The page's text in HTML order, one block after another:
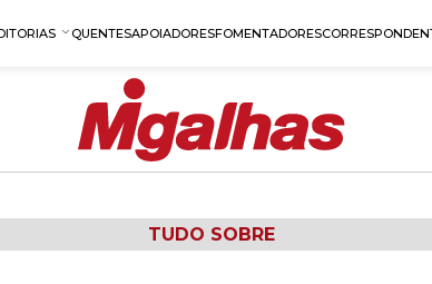
QUENTESAPOIADORESFOMENTADORES
TUDO SOBRE